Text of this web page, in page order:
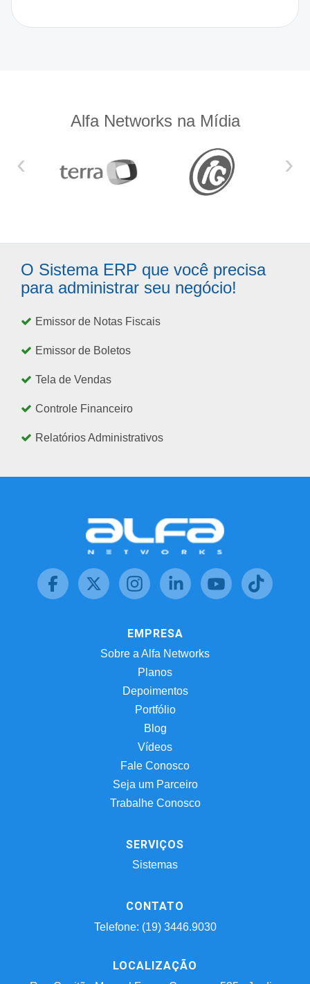
Alfa Networks na Mídia
‹ ›
O Sistema ERP que você precisa
para administrar seu negócio!
Emissor de Notas Fiscais
Emissor de Boletos
Tela de Vendas
Controle Financeiro
Relatórios Administrativos
EMPRESA
Sobre a Alfa Networks
Planos
Depoimentos
Portfólio
Blog
Vídeos
Fale Conosco
Seja um Parceiro
Trabalhe Conosco
SERVIÇOS
Sistemas
CONTATO
Telefone: (19) 3446.9030
LOCALIZAÇÃO